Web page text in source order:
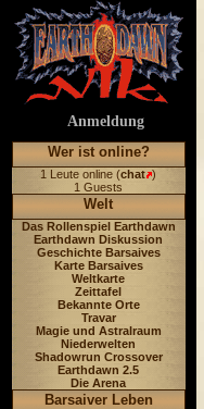
Anmeldung
Wer ist online?
1 Leute online (chat )
1 Guests
Welt
Das Rollenspiel Earthdawn
Earthdawn Diskussion
Geschichte Barsaives
Karte Barsaives
Weltkarte
Zeittafel
Bekannte Orte
Travar
Magie und Astralraum
Niederwelten
Shadowrun Crossover
Earthdawn 2.5
Die Arena
Barsaiver Leben